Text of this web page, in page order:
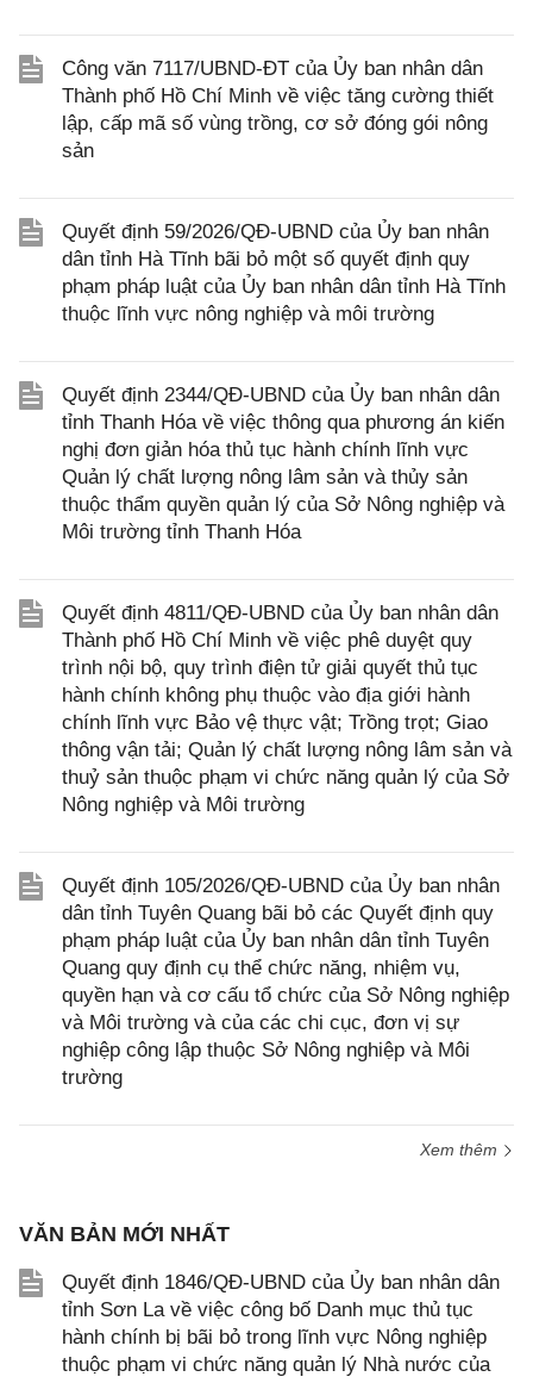
Công văn 7117/UBND-ĐT của Ủy ban nhân dân
Thành phố Hồ Chí Minh về việc tăng cường thiết
lập, cấp mã số vùng trồng, cơ sở đóng gói nông
sản
Quyết định 59/2026/QĐ-UBND của Ủy ban nhân
dân tỉnh Hà Tĩnh bãi bỏ một số quyết định quy
phạm pháp luật của Ủy ban nhân dân tỉnh Hà Tĩnh
thuộc lĩnh vực nông nghiệp và môi trường
Quyết định 2344/QĐ-UBND của Ủy ban nhân dân
tỉnh Thanh Hóa về việc thông qua phương án kiến
nghị đơn giản hóa thủ tục hành chính lĩnh vực
Quản lý chất lượng nông lâm sản và thủy sản
thuộc thẩm quyền quản lý của Sở Nông nghiệp và
Môi trường tỉnh Thanh Hóa
Quyết định 4811/QĐ-UBND của Ủy ban nhân dân
Thành phố Hồ Chí Minh về việc phê duyệt quy
trình nội bộ, quy trình điện tử giải quyết thủ tục
hành chính không phụ thuộc vào địa giới hành
chính lĩnh vực Bảo vệ thực vật; Trồng trọt; Giao
thông vận tải; Quản lý chất lượng nông lâm sản và
thuỷ sản thuộc phạm vi chức năng quản lý của Sở
Nông nghiệp và Môi trường
Quyết định 105/2026/QĐ-UBND của Ủy ban nhân
dân tỉnh Tuyên Quang bãi bỏ các Quyết định quy
phạm pháp luật của Ủy ban nhân dân tỉnh Tuyên
Quang quy định cụ thể chức năng, nhiệm vụ,
quyền hạn và cơ cấu tổ chức của Sở Nông nghiệp
và Môi trường và của các chi cục, đơn vị sự
nghiệp công lập thuộc Sở Nông nghiệp và Môi
trường
Xem thêm
VĂN BẢN MỚI NHẤT
Quyết định 1846/QĐ-UBND của Ủy ban nhân dân
tỉnh Sơn La về việc công bố Danh mục thủ tục
hành chính bị bãi bỏ trong lĩnh vực Nông nghiệp
thuộc phạm vi chức năng quản lý Nhà nước của